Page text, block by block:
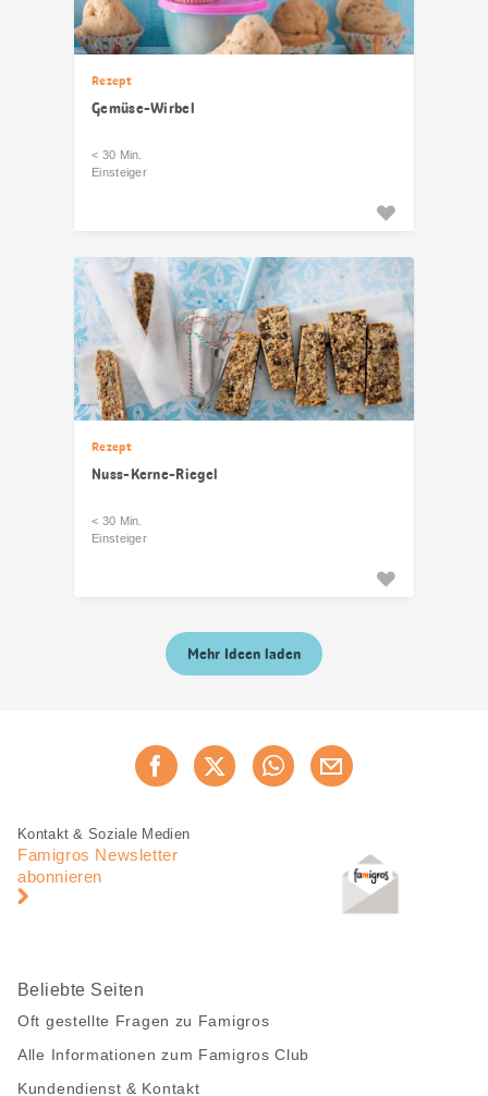
Rezept
Gemüse-Wirbel
< 30 Min.
Einsteiger
Rezept
Nuss-Kerne-Riegel
< 30 Min.
Einsteiger
Mehr Ideen laden
Jetzt weiterempfehlen
Fusszeile
Fusszeile
Navigation
Kontakt & Soziale Medien
Famigros Newsletter
abonnieren
Beliebte Seiten
Oft gestellte Fragen zu Famigros
Alle Informationen zum Famigros Club
Kundendienst & Kontakt